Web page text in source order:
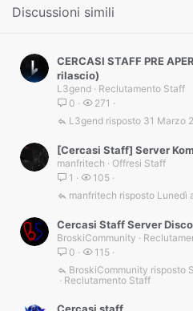
Discussioni simili
CERCASI STAFF PRE
rilascio)
L3gend
Reclutamento Staff
0
271
31 Marzo
L3gend
[Cercasi Staff] Server
manfritech
Offresi Staff
1
105
Lunedì
manfritech
Cercasi Staff Server
BroskiCommunity
0
115
Reclutamento Staff
BroskiCommunity